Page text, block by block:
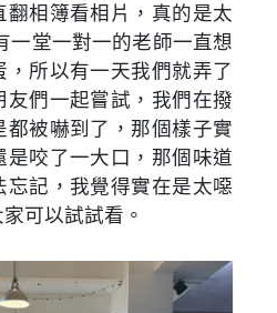
翻相簿看相片，真的是太
一堂一對一的老師一直想
，所以有一天我們就弄了
友們一起嘗試，我們在撥
都被嚇到了，那個樣子實
是咬了一大口，那個味道
忘記，我覺得實在是太噁
可以試試看。